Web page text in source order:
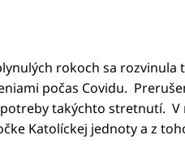
rokoch sa
počas Covidu.
takýchto stretnutí. V
Katolíckej jednoty a z